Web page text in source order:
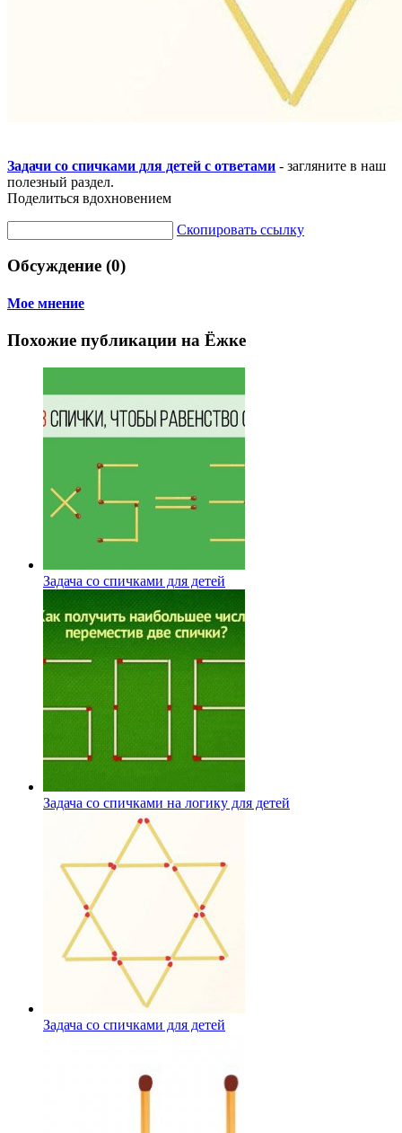
Задачи со спичками для детей с ответами - загляните в наш
полезный раздел.
Поделиться вдохновением
Скопировать ссылку
Обсуждение (0)
Мое мнение
Похожие публикации на Ёжке
Задача со спичками для детей
Задача со спичками на логику для детей
Задача со спичками для детей